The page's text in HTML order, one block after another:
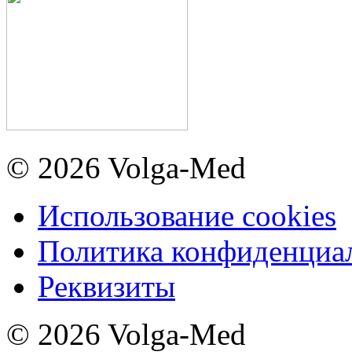
© 2026 Volga-Med
Использование cookies
Политика
Реквизиты
© 2026 Volga-Med